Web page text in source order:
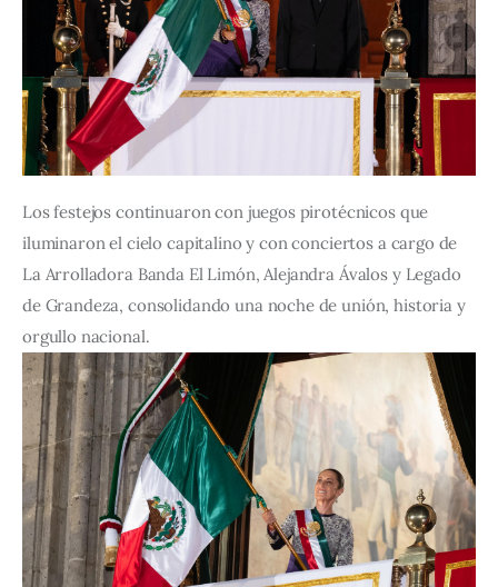
Los festejos continuaron con juegos pirotécnicos que
iluminaron el cielo capitalino y con conciertos a cargo de
La Arrolladora Banda El Limón, Alejandra Ávalos y Legado
de Grandeza, consolidando una noche de unión, historia y
orgullo nacional.